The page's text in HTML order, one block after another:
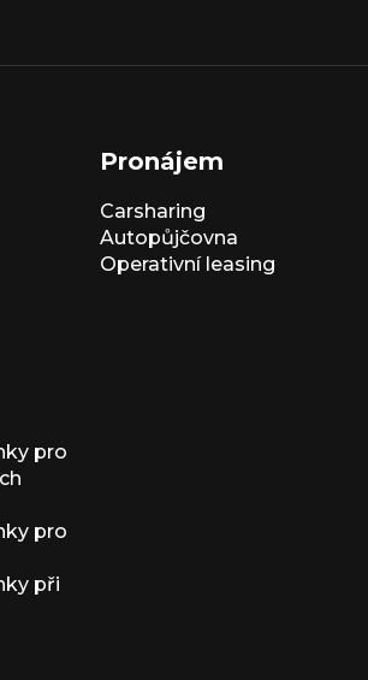
Pronájem
Carsharing
Autopůjčovna
Operativní leasing
pro
pro
při